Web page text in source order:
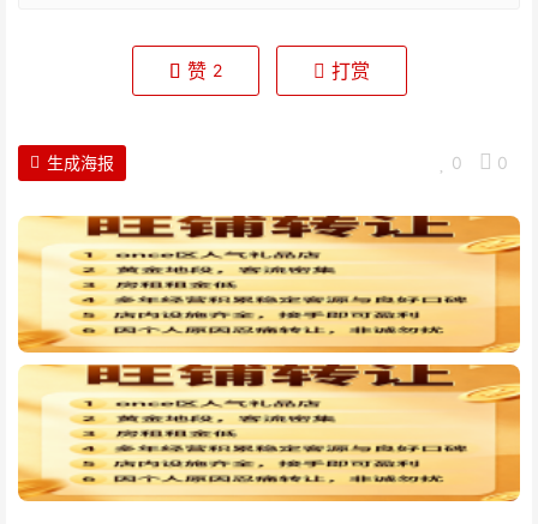
赞 2 打赏
0 0
生成海报